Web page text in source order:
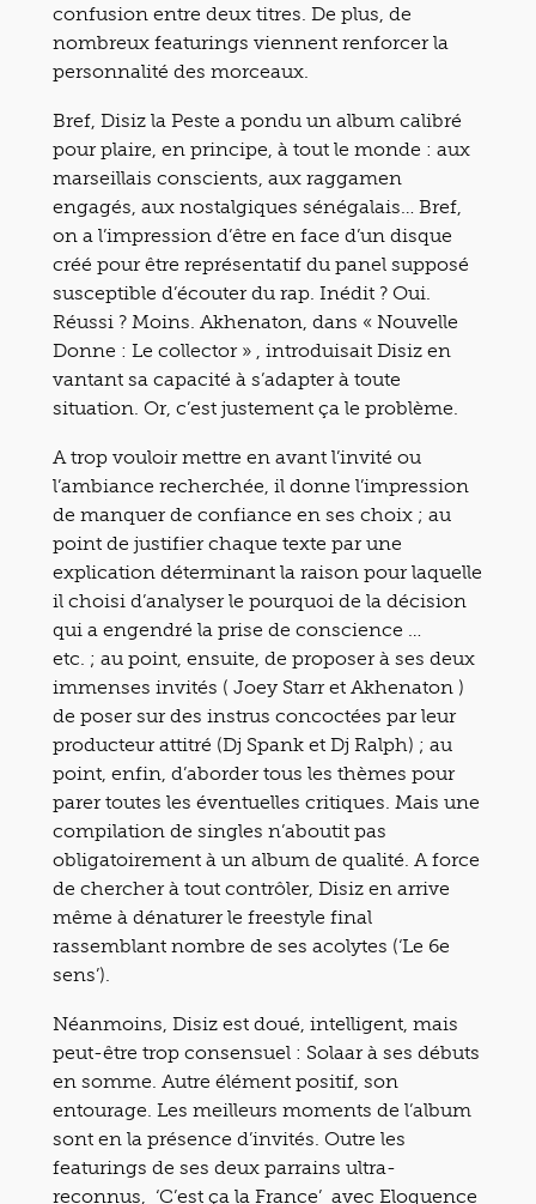
confusion entre deux titres. De plus, de
nombreux featurings viennent renforcer la
personnalité des morceaux.
Bref, Disiz la Peste a pondu un album calibré
pour plaire, en principe, à tout le monde : aux
marseillais conscients, aux raggamen
engagés, aux nostalgiques sénégalais… Bref,
on a l’impression d’être en face d’un disque
créé pour être représentatif du panel supposé
susceptible d’écouter du rap. Inédit ? Oui.
Réussi ? Moins. Akhenaton, dans « Nouvelle
Donne : Le collector » , introduisait Disiz en
vantant sa capacité à s’adapter à toute
situation. Or, c’est justement ça le problème.
A trop vouloir mettre en avant l’invité ou
l’ambiance recherchée, il donne l’impression
de manquer de confiance en ses choix ; au
point de justifier chaque texte par une
explication déterminant la raison pour laquelle
il choisi d’analyser le pourquoi de la décision
qui a engendré la prise de conscience …
etc. ; au point, ensuite, de proposer à ses deux
immenses invités ( Joey Starr et Akhenaton )
de poser sur des instrus concoctées par leur
producteur attitré (Dj Spank et Dj Ralph) ; au
point, enfin, d’aborder tous les thèmes pour
parer toutes les éventuelles critiques. Mais une
compilation de singles n’aboutit pas
obligatoirement à un album de qualité. A force
de chercher à tout contrôler, Disiz en arrive
même à dénaturer le freestyle final
rassemblant nombre de ses acolytes (‘Le 6e
sens’).
Néanmoins, Disiz est doué, intelligent, mais
peut-être trop consensuel : Solaar à ses débuts
en somme. Autre élément positif, son
entourage. Les meilleurs moments de l’album
sont en la présence d’invités. Outre les
featurings de ses deux parrains ultra-
reconnus, ‘C’est ça la France’ avec Eloquence